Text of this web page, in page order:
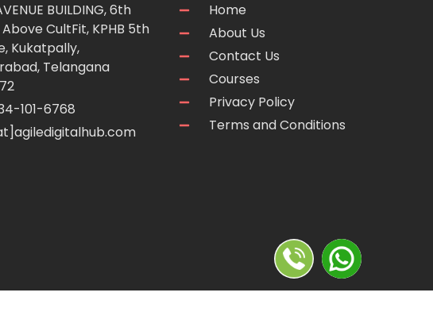
BUILDING, 6th
CultFit, KPHB 5th
Kukatpally,
Telangana
101-6768
Home
About Us
Contact Us
Courses
Privacy Policy
Terms and Conditions